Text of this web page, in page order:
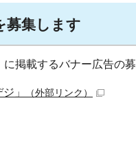
募集します
掲載するバナー広告の
」 （外部リンク）